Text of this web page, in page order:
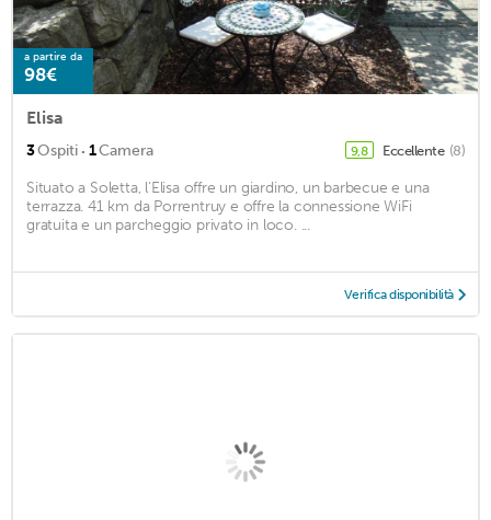
a partire da
98€
Elisa
3Ospiti · 1Camera 9,8 Eccellente (8)
Situato a Soletta, l'Elisa offre un giardino, un barbecue e una
terrazza. 41 km da Porrentruy e offre la connessione WiFi
gratuita e un parcheggio privato in loco. ...
Verifica disponibilità